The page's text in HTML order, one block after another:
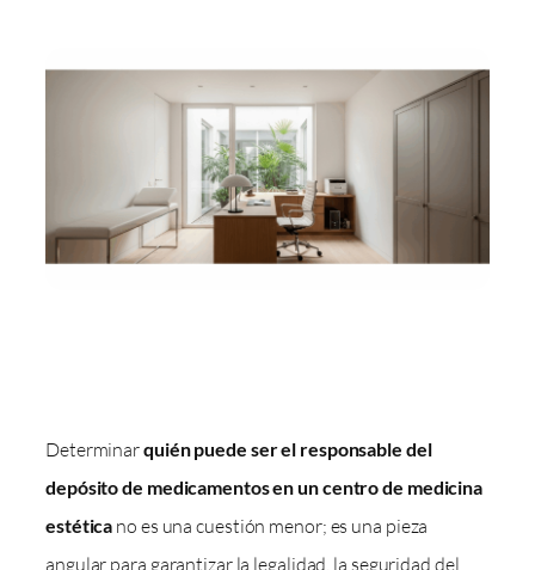
Determinarquién puede ser el responsable del
depósito de medicamentos en un centro de medicina
estética no es una cuestión menor; es una pieza
angular para garantizar la legalidad, la seguridad del